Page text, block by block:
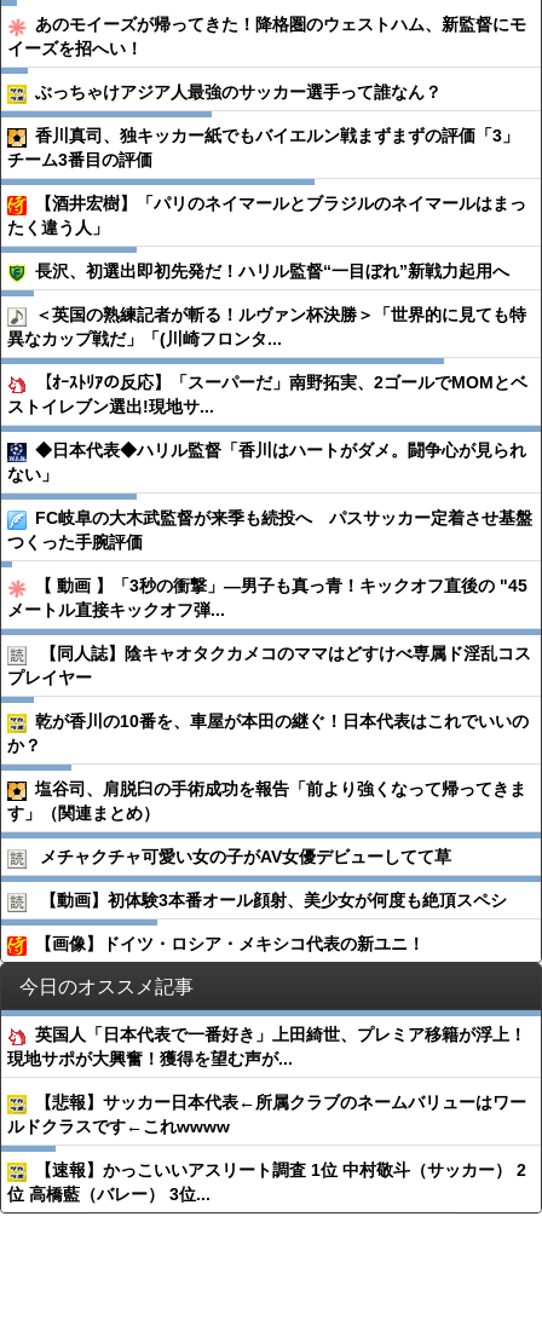
あのモイーズが帰ってきた！降格圏のウェストハム、新監督にモ
イーズを招へい！
ぶっちゃけアジア人最強のサッカー選手って誰なん？
香川真司、独キッカー紙でもバイエルン戦まずまずの評価「3」
チーム3番目の評価
【酒井宏樹】「パリのネイマールとブラジルのネイマールはまっ
たく違う人」
長沢、初選出即初先発だ！ハリル監督“一目ぼれ”新戦力起用へ
＜英国の熟練記者が斬る！ルヴァン杯決勝＞「世界的に見ても特
異なカップ戦だ」「(川崎フロンタ...
【ｵｰｽﾄﾘｱの反応】「スーパーだ」南野拓実、2ゴールでMOMとベ
ストイレブン選出!現地サ...
◆日本代表◆ハリル監督「香川はハートがダメ。闘争心が見られ
ない」
FC岐阜の大木武監督が来季も続投へ パスサッカー定着させ基盤
つくった手腕評価
【 動画 】「3秒の衝撃」―男子も真っ青！キックオフ直後の "45
メートル直接キックオフ弾...
【同人誌】陰キャオタクカメコのママはどすけべ専属ド淫乱コス
プレイヤー
乾が香川の10番を、車屋が本田の継ぐ！日本代表はこれでいいの
か？
塩谷司、肩脱臼の手術成功を報告「前より強くなって帰ってきま
す」（関連まとめ）
メチャクチャ可愛い女の子がAV女優デビューしてて草
【動画】初体験3本番オール顔射、美少女が何度も絶頂スペシ
【画像】ドイツ・ロシア・メキシコ代表の新ユニ！
今日のオススメ記事
英国人「日本代表で一番好き」上田綺世、プレミア移籍が浮上！
現地サポが大興奮！獲得を望む声が...
【悲報】サッカー日本代表←所属クラブのネームバリューはワー
ルドクラスです←これwwww
【速報】かっこいいアスリート調査 1位 中村敬斗（サッカー） 2
位 高橋藍（バレー） 3位...